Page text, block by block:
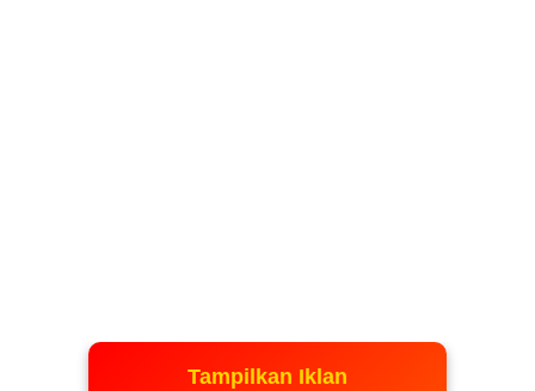
Tampilkan Iklan